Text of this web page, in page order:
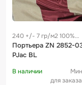
240 +/- 7 гр/м2 100%
полиэстер
Портьера ZN 2852-03/280
PJac BL
В наличии
для